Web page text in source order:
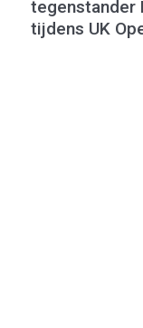
tegenstander
tijdens UK